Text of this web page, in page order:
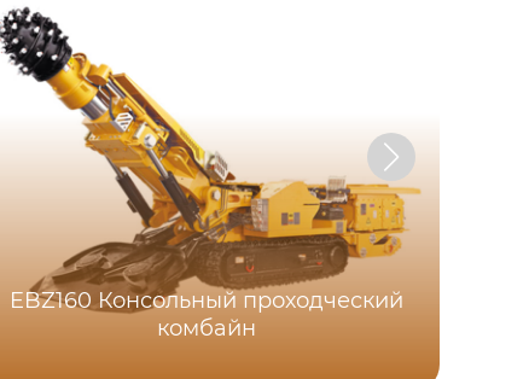
EBZ160 Консольный проходческий
комбайн